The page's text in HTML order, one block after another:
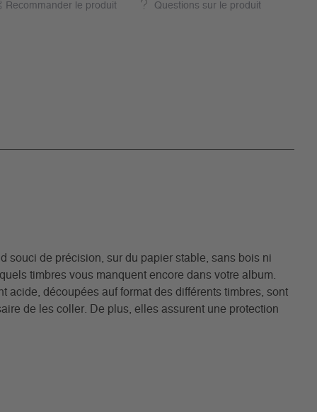
Recommander le produit Questions sur le produit
souci de précision, sur du papier stable, sans bois ni
timbres vous manquent encore dans votre album.
acide, découpées auf format des différents timbres, sont
de les coller. De plus, elles assurent une protection